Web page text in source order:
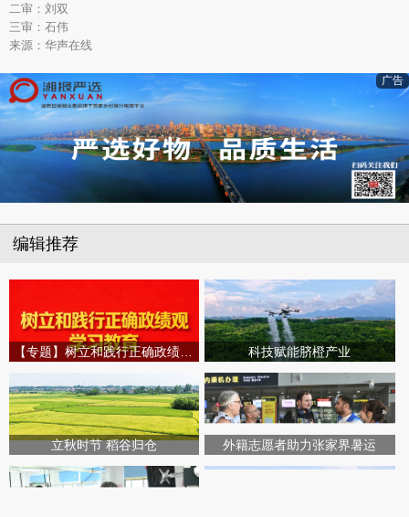
二审：刘双
三审：石伟
来源：华声在线
广告
编辑推荐
科技赋能脐橙产业
立秋时节 稻谷归仓 外籍志愿者助力张家界暑运